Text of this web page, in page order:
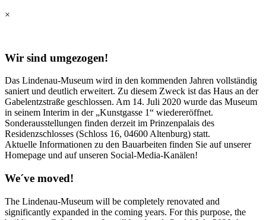
×
Wir sind umgezogen!
Das Lindenau-Museum wird in den kommenden Jahren vollständig
saniert und deutlich erweitert. Zu diesem Zweck ist das Haus an der
Gabelentzstraße geschlossen. Am 14. Juli 2020 wurde das Museum
in seinem Interim in der „Kunstgasse 1“ wiedereröffnet.
Sonderausstellungen finden derzeit im Prinzenpalais des
Residenzschlosses (Schloss 16, 04600 Altenburg) statt.
Aktuelle Informationen zu den Bauarbeiten finden Sie auf unserer
Homepage und auf unseren Social-Media-Kanälen!
We´ve moved!
The Lindenau-Museum will be completely renovated and
significantly expanded in the coming years. For this purpose, the